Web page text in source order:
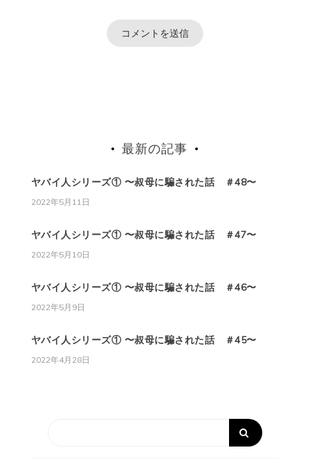
最新の記事
ヤバイ人シリーズ① 〜叔母に騙された話 ＃48〜
2022年5月11日
ヤバイ人シリーズ① 〜叔母に騙された話 ＃47〜
2022年5月10日
ヤバイ人シリーズ① 〜叔母に騙された話 ＃46〜
2022年5月9日
ヤバイ人シリーズ① 〜叔母に騙された話 ＃45〜
2022年4月28日